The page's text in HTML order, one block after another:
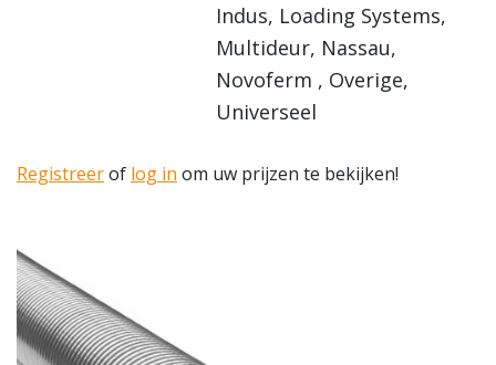
Indus, Loading Systems,
Multideur, Nassau,
Novoferm , Overige,
Universeel
Registreerof log in om uw prijzen te bekijken!